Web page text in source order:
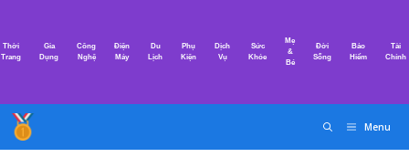
nội
Thời
Trang
Gia
Dụng
Công
Nghệ
Điện
Máy
Du
Lịch
Phụ
Kiện
Dịch
Vụ
Sức
Khỏe
Mẹ
&
Bé
Đời
Sống
Bảo
Hiểm
Tài
Chính
Menu